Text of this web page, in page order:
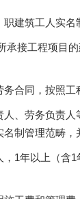
建筑工人实
接工程项目
合同，按照
、劳务负责
制管理范畴，
1年以上（